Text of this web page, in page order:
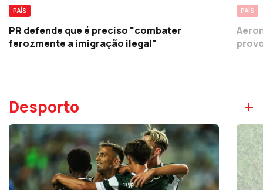
PAÍS
PR defende que é preciso "combater
ferozmente a imigração ilegal"
PAÍS
Desporto +